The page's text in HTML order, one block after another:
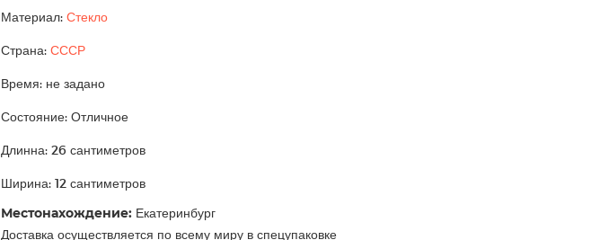
Материал: Стекло
Страна: СССР
Время: не задано
Состояние: Отличное
Длинна: 26 сантиметров
Ширина: 12 сантиметров
Местонахождение: Екатеринбург
Доставка осуществляется по всему миру в спецупаковке